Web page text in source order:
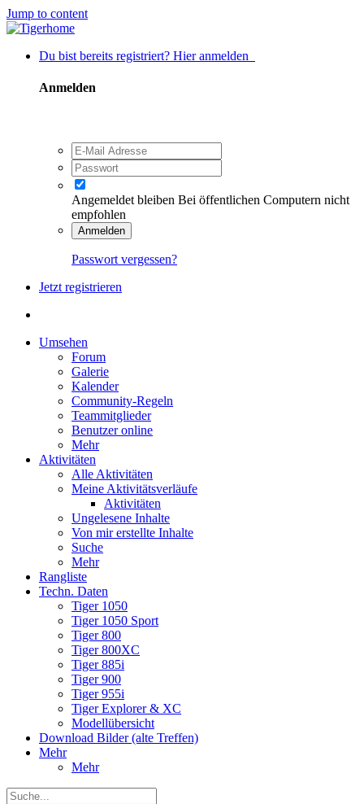
Jump to content
Du bist bereits registriert? Hier anmelden
Anmelden
Angemeldet bleiben Bei öffentlichen Computern nicht
empfohlen
Anmelden
Passwort vergessen?
Jetzt registrieren
Umsehen
Forum
Galerie
Kalender
Community-Regeln
Teammitglieder
Benutzer online
Mehr
Aktivitäten
Alle Aktivitäten
Meine Aktivitätsverläufe
Aktivitäten
Ungelesene Inhalte
Von mir erstellte Inhalte
Suche
Mehr
Rangliste
Techn. Daten
Tiger 1050
Tiger 1050 Sport
Tiger 800
Tiger 800XC
Tiger 885i
Tiger 900
Tiger 955i
Tiger Explorer & XC
Modellübersicht
Download Bilder (alte Treffen)
Mehr
Mehr